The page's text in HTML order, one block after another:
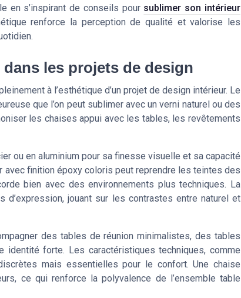
en s’inspirant de conseils pour sublimer son intérieur
renforce la perception de qualité et valorise les
les projets de design
à l’esthétique d’un projet de design intérieur. Le
que l’on peut sublimer avec un verni naturel ou des
les chaises appui avec les tables, les revêtements
ou en aluminium pour sa finesse visuelle et sa capacité
avec finition époxy coloris peut reprendre les teintes des
bien avec des environnements plus techniques. La
jouant sur les contrastes entre naturel et
des tables de réunion minimalistes, des tables
forte. Les caractéristiques techniques, comme
mais essentielles pour le confort. Une chaise
ce qui renforce la polyvalence de l’ensemble table